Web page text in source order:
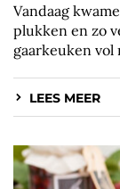
Vandaag
plukken en zo
gaarkeuken
LEES MEER